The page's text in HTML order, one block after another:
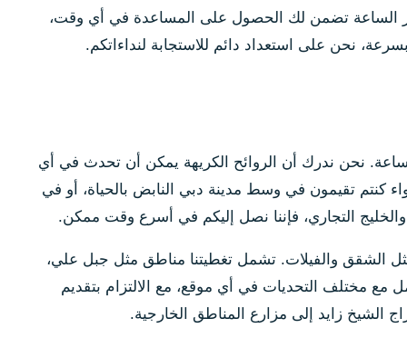
الساعة تضمن لك الحصول على المساعدة في أي وقت،
نحن على استعداد دائم للاستجابة لنداءاتكم.
نحن ندرك أن الروائح الكريهة يمكن أن تحدث في أي
كنتم تقيمون في وسط مدينة دبي النابض بالحياة، أو في
التجاري، فإننا نصل إليكم في أسرع وقت ممكن.
مثل الشقق والفيلات. تشمل تغطيتنا مناطق مثل جبل علي،
مع مختلف التحديات في أي موقع، مع الالتزام بتقديم
الشيخ زايد إلى مزارع المناطق الخارجية.